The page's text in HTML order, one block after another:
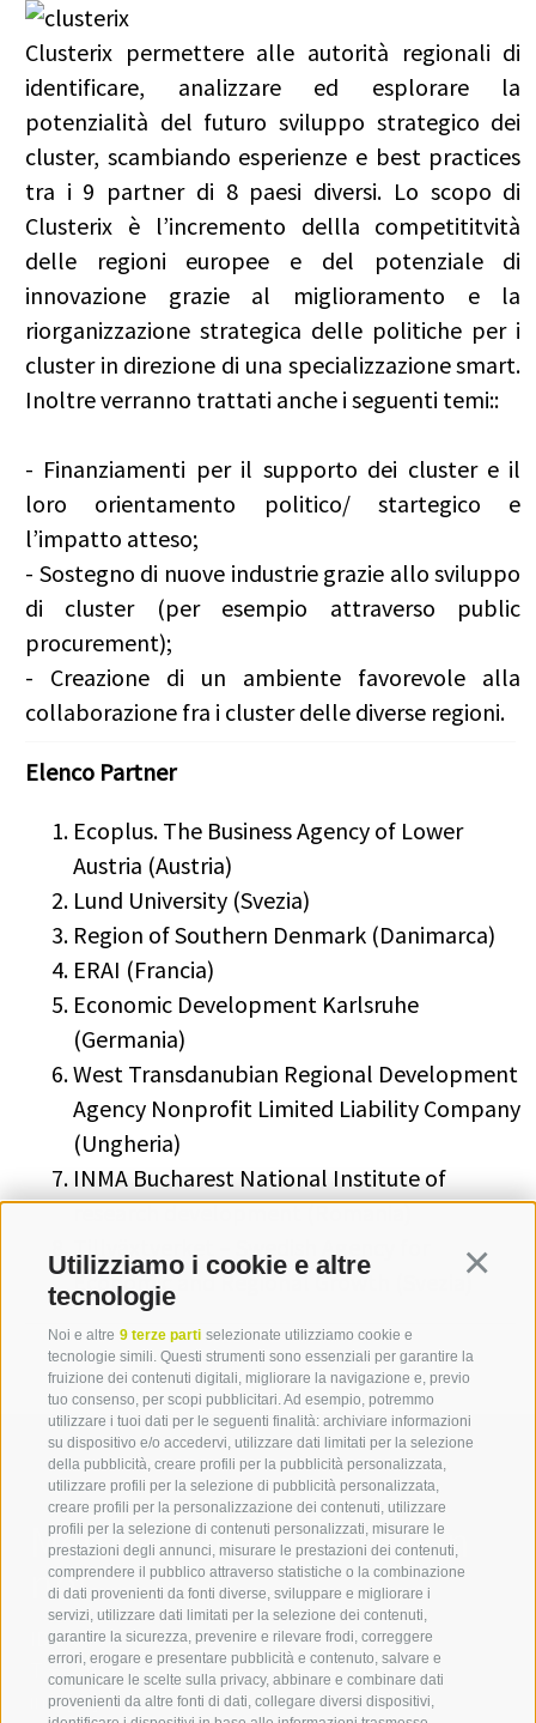
Utilizziamo i cookie e altre
tecnologie
Noi e altre 9 terze parti selezionate utilizziamo cookie e
tecnologie simili. Questi strumenti sono essenziali per garantire la
fruizione dei contenuti digitali, migliorare la navigazione e, previo
tuo consenso, per scopi pubblicitari. Ad esempio, potremmo
utilizzare i tuoi dati per le seguenti finalità: archiviare informazioni
su dispositivo e/o accedervi, utilizzare dati limitati per la selezione
della pubblicità, creare profili per la pubblicità personalizzata,
utilizzare profili per la selezione di pubblicità personalizzata,
creare profili per la personalizzazione dei contenuti, utilizzare
profili per la selezione di contenuti personalizzati, misurare le
prestazioni degli annunci, misurare le prestazioni dei contenuti,
comprendere il pubblico attraverso statistiche o la combinazione
di dati provenienti da fonti diverse, sviluppare e migliorare i
servizi, utilizzare dati limitati per la selezione dei contenuti,
garantire la sicurezza, prevenire e rilevare frodi, correggere
errori, erogare e presentare pubblicità e contenuto, salvare e
comunicare le scelte sulla privacy, abbinare e combinare dati
provenienti da altre fonti di dati, collegare diversi dispositivi,
Clusterix permettere alle autorità regionali di
identificare, analizzare ed esplorare la
potenzialità del futuro sviluppo strategico dei
cluster, scambiando esperienze e best practices
tra i 9 partner di 8 paesi diversi. Lo scopo di
Clusterix è l’incremento dellla competititvità
delle regioni europee e del potenziale di
innovazione grazie al miglioramento e la
riorganizzazione strategica delle politiche per i
cluster in direzione di una specializzazione smart.
Inoltre verranno trattati anche i seguenti temi::
- Finanziamenti per il supporto dei cluster e il
loro orientamento politico/ startegico e
l’impatto atteso;
- Sostegno di nuove industrie grazie allo sviluppo
di cluster (per esempio attraverso public
procurement);
- Creazione di un ambiente favorevole alla
collaborazione fra i cluster delle diverse regioni.
Elenco Partner
Ecoplus. The Business Agency of Lower
Austria (Austria)
Lund University (Svezia)
Region of Southern Denmark (Danimarca)
ERAI (Francia)
Economic Development Karlsruhe
(Germania)
West Transdanubian Regional Development
Agency Nonprofit Limited Liability Company
(Ungheria)
INMA Bucharest National Institute of
research development (Romania)
Tillväxtverket – Swedish Agency for
Economic and Regional Growth (Svezia)
Mettetevi in contatto con
noi
IDM Südtirol - Alto Adige
+39 0471 094 000
info[at]idm-suedtirol.com